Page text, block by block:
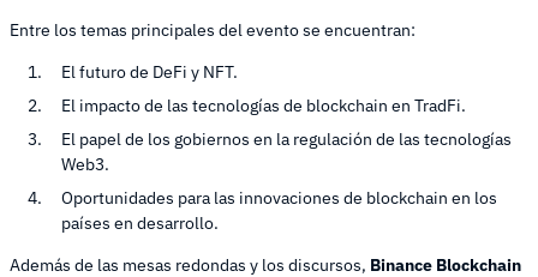
Entre los temas principales del evento se encuentran:
El futuro de DeFi y NFT.
El impacto de las tecnologías de blockchain en TradFi.
El papel de los gobiernos en la regulación de las tecnologías
Web3.
Oportunidades para las innovaciones de blockchain en los
países en desarrollo.
Además de las mesas redondas y los discursos, Binance Blockchain